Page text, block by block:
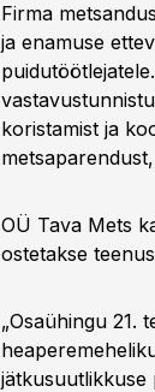
Firma
ja enamuse
koristamist ja
OÜ Tava Mets
ostetakse
„Osaühingu 21.
jätkusuutlikkuse